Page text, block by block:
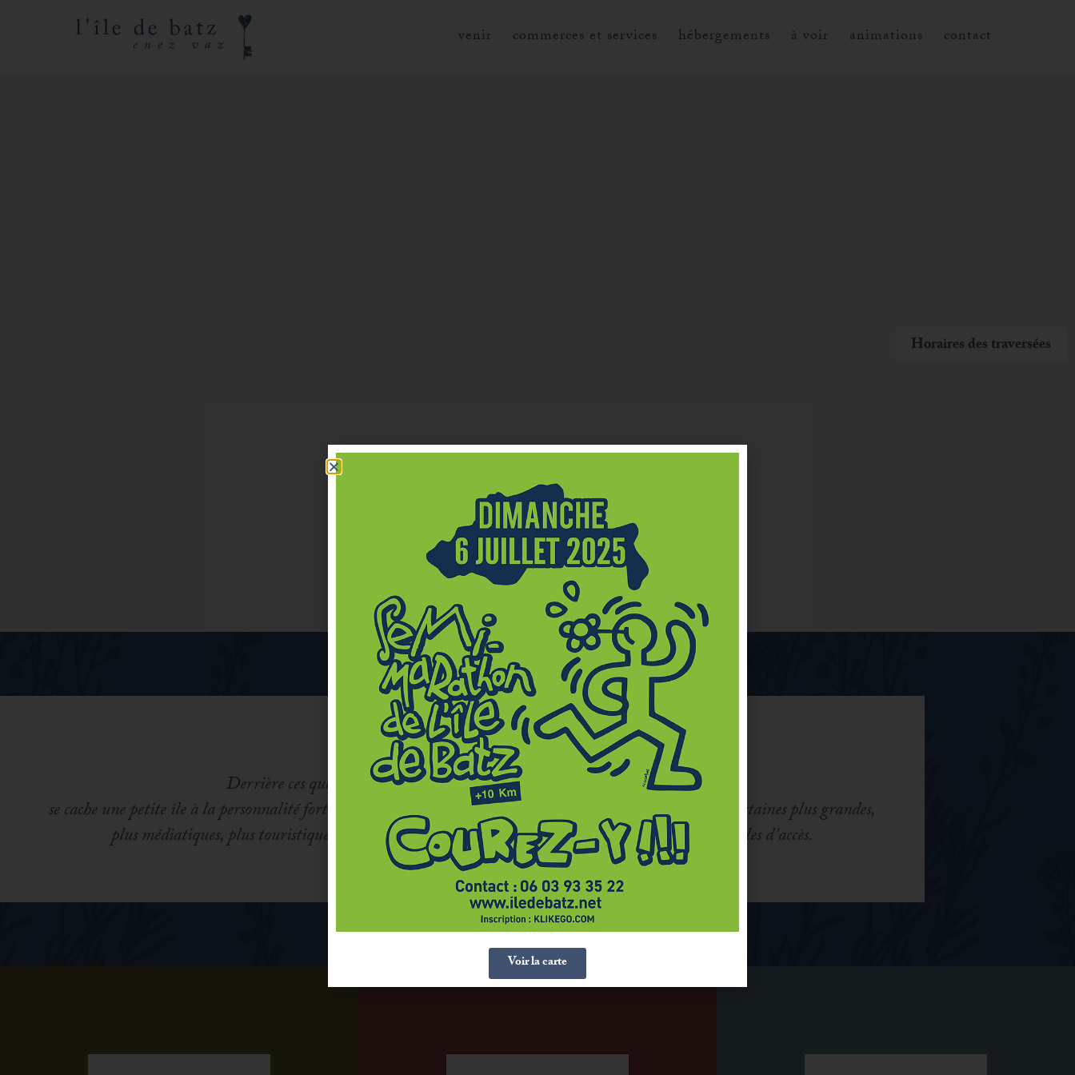
venir commerces et services hébergements à voir animations contact
Horaires des traversées
Batz.
Derrière ces quatre lettres qui claquent comme un drapeau dans le vent,
se cache une petite île à la personnalité forte et originale. Des îles, la Bretagne en possède de nombreuses, certaines plus grandes,
plus médiatiques, plus touristiques, d’autres plus éloignées du continent, plus sauvages, plus difficiles d’accès.
Voir la carte